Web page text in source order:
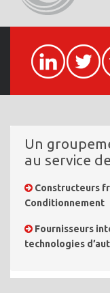
Un
au service
Constructeurs
Conditionnement
Fournisseurs
technologies